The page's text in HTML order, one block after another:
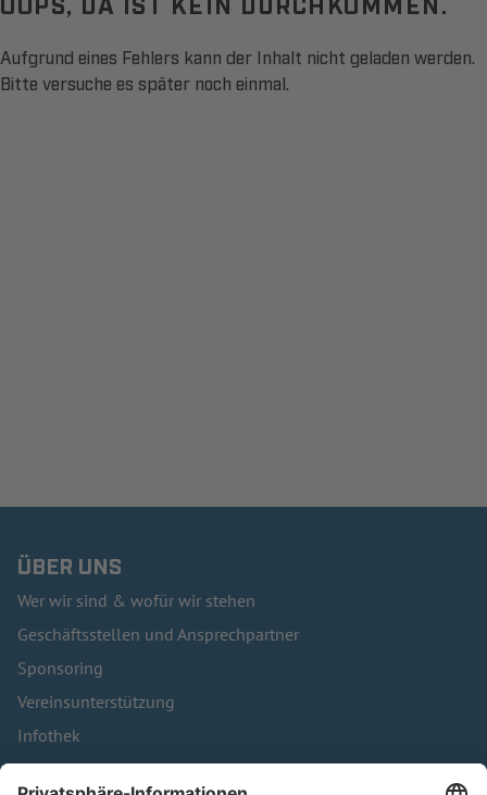
Aufgrund eines Fehlers kann der Inhalt nicht geladen werden.
Bitte versuche es später noch einmal.
ÜBER UNS
Wer wir sind & wofür wir stehen
Geschäftsstellen und Ansprechpartner
Sponsoring
Vereinsunterstützung
Infothek
Kontakt